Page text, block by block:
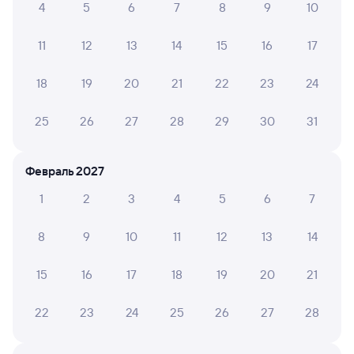
295Я Проходящий 9
из Воркуты
Вологда
12:01 19:29
от 2 ⁠447 ⁠₽
Выберите дату
12:01 19:29
7 ч 28 м в пути
4 5 6 7 8 9 10
11 12 13 14 15 16 17
18 19 20 21 22 23 24
25 26 27 28 29 30 31
Февраль 2027
1
2 3 4 5 6 7
8 9 10 11 12 13 14
15 16 17 18 19 20 21
22 23 24 25 26 27 28